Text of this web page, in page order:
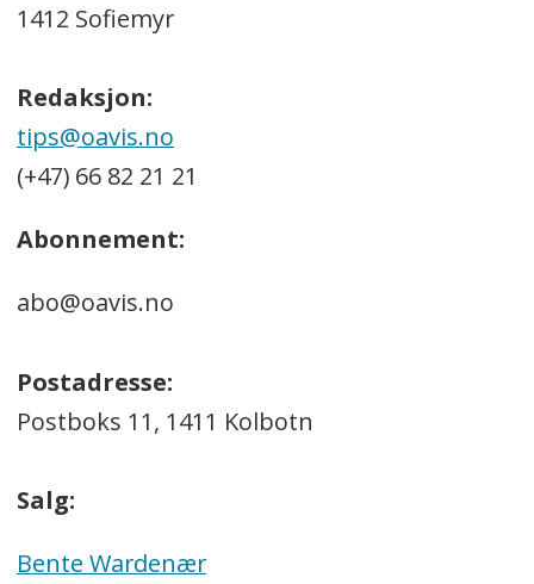
1412 Sofiemyr
Redaksjon:
tips@oavis.no
(+47) 66 82 21 21
Abonnement:
abo@oavis.no
Postadresse:
Postboks 11, 1411 Kolbotn
Salg:
Bente Wardenær